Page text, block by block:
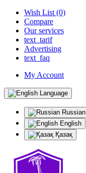
Wish List (0)
Compare
Our services
text_tarif
Advertising
text_faq
My Account
Language
Russian
English
Қазақ